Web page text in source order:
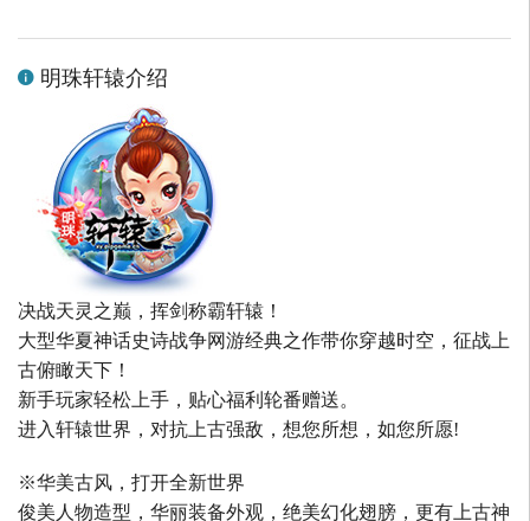
明珠轩辕介绍
决战天灵之巅，挥剑称霸轩辕！
大型华夏神话史诗战争网游经典之作带你穿越时空，征战上
古俯瞰天下！
新手玩家轻松上手，贴心福利轮番赠送。
进入轩辕世界，对抗上古强敌，想您所想，如您所愿!
※华美古风，打开全新世界
俊美人物造型，华丽装备外观，绝美幻化翅膀，更有上古神